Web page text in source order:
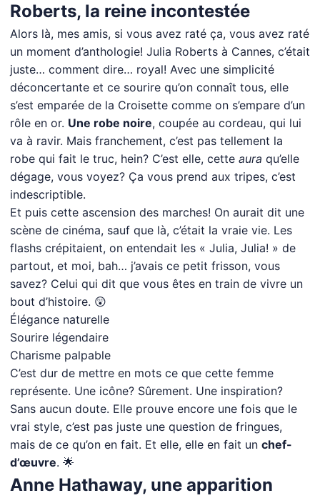
Roberts, la reine incontestée
Alors là, mes amis, si vous avez raté ça, vous avez raté
un moment d’anthologie! Julia Roberts à Cannes, c’était
juste… comment dire… royal! Avec une simplicité
déconcertante et ce sourire qu’on connaît tous, elle
s’est emparée de la Croisette comme on s’empare d’un
rôle en or. Une robe noire, coupée au cordeau, qui lui
va à ravir. Mais franchement, c’est pas tellement la
robe qui fait le truc, hein? C’est elle, cette aura qu’elle
dégage, vous voyez? Ça vous prend aux tripes, c’est
indescriptible.
Et puis cette ascension des marches! On aurait dit une
scène de cinéma, sauf que là, c’était la vraie vie. Les
flashs crépitaient, on entendait les « Julia, Julia! » de
partout, et moi, bah… j’avais ce petit frisson, vous
savez? Celui qui dit que vous êtes en train de vivre un
bout d’histoire. 😲
Élégance naturelle
Sourire légendaire
Charisme palpable
C’est dur de mettre en mots ce que cette femme
représente. Une icône? Sûrement. Une inspiration?
Sans aucun doute. Elle prouve encore une fois que le
vrai style, c’est pas juste une question de fringues,
mais de ce qu’on en fait. Et elle, elle en fait un chef-
d’œuvre. 🌟
Anne Hathaway, une apparition